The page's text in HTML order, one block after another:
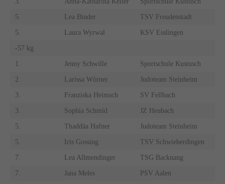
5. Lea Binder TSV Freudenstadt
5. Laura Wyrwal KSV Esslingen
-57 kg
1. Jenny Schwille Sportschule Kustusch
2. Larissa Wörner Judoteam Steinheim
3. Franziska Heimsch SV Fellbach
3. Sophia Schmid JZ Heubach
5. Thaddäa Hafner Judoteam Steinheim
5. Iris Gossing TSV Schwieberdingen
7. Lea Allmendinger TSG Backnang
7. Jana Meles PSV Aalen